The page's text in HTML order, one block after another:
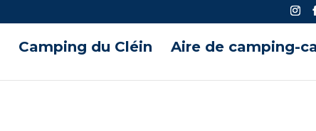
Camping du Cléin Aire de camping-